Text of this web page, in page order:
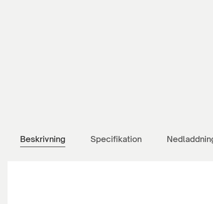
Beskrivning Specifikation